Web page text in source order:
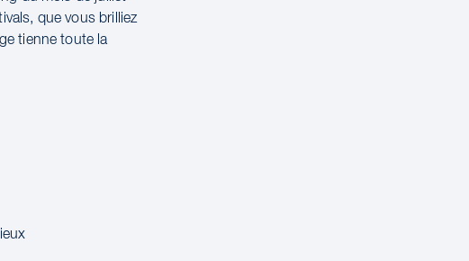
que vous brilliez
tienne toute la